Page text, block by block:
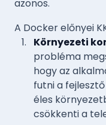
azonos.
A Docker előnyei
Környezeti
probléma
hogy az
futni a
éles
csökkenti a